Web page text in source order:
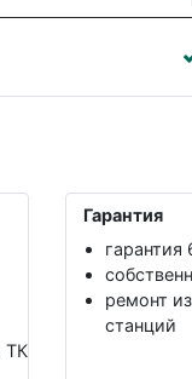
ТК
Гарантия
гарантия
ремонт
станций